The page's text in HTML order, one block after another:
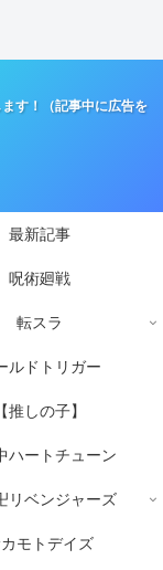
す！（記事中に広告を
最新記事
呪術廻戦
転スラ
ルドトリガー
【推しの子】
ハートチューン
リベンジャーズ
モトデイズ